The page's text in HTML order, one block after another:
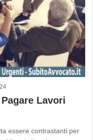
Lavori
essere contrastanti per